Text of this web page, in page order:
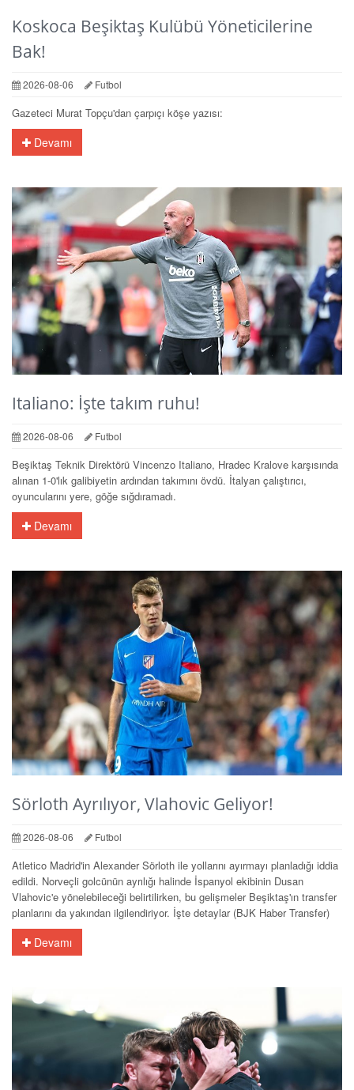
Koskoca Beşiktaş Kulübü Yöneticilerine
Bak!
2026-08-06 Futbol
Gazeteci Murat Topçu'dan çarpıçı köşe yazısı:
Devamı
Italiano: İşte takım ruhu!
2026-08-06 Futbol
Beşiktaş Teknik Direktörü Vincenzo Italiano, Hradec Kralove karşısında
alınan 1-0'lık galibiyetin ardından takımını övdü. İtalyan çalıştırıcı,
oyuncularını yere, göğe sığdıramadı.
Devamı
Sörloth Ayrılıyor, Vlahovic Geliyor!
2026-08-06 Futbol
Atletico Madrid'in Alexander Sörloth ile yollarını ayırmayı planladığı iddia
edildi. Norveçli golcünün ayrılığı halinde İspanyol ekibinin Dusan
Vlahovic'e yönelebileceği belirtilirken, bu gelişmeler Beşiktaş'ın transfer
planlarını da yakından ilgilendiriyor. İşte detaylar (BJK Haber Transfer)
Devamı